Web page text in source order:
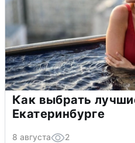
Как выбрать
Екатеринбурге
8 августа 2